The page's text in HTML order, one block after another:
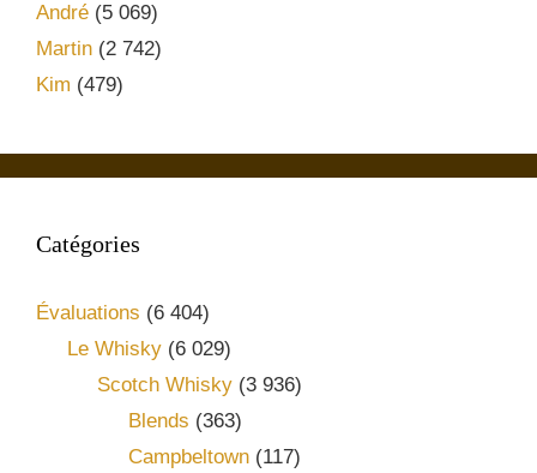
André (5 069)
Martin (2 742)
Kim (479)
Catégories
Évaluations (6 404)
Le Whisky(6 029)
Scotch Whisky (3 936)
Blends (363)
Campbeltown(117)